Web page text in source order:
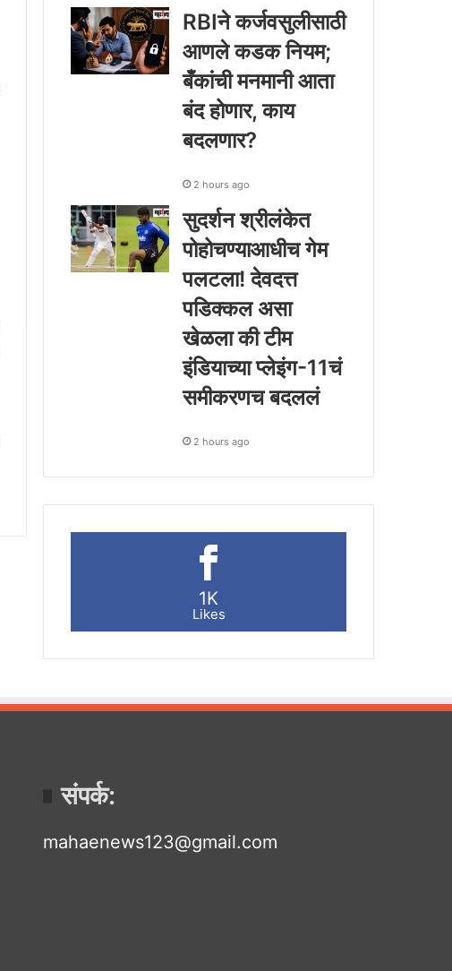
RBIने कर्जवसुलीसाठी
आणले कडक नियम;
बँकांची मनमानी आता
बंद होणार, काय
बदलणार?
2 hours ago
सुदर्शन श्रीलंकेत
पोहोचण्याआधीच गेम
पलटला! देवदत्त
पडिक्कल असा
खेळला की टीम
इंडियाच्या प्लेइंग-11चं
समीकरणच बदललं
2 hours ago
1K
Likes
संपर्क:
mahaenews123@gmail.com